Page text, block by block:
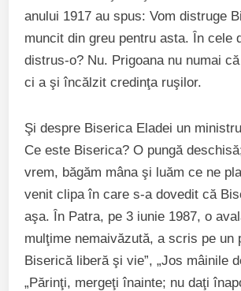
anului 1917 au spus: Vom distruge
muncit din greu pentru asta. În cele
distrus-o? Nu. Prigoana nu numai
ci a şi încălzit credinţa ruşilor.
Şi despre Biserica Eladei un
Ce este Biserica? O pungă
vrem, băgăm mâna şi luăm ce ne
venit clipa în care s-a dovedit că
aşa. În Patra, pe 3 iunie 1987, o
mulţime nemaivăzută, a scris pe un
Biserică liberă şi vie”, „Jos mâinile
„Părinţi, mergeţi înainte; nu daţi